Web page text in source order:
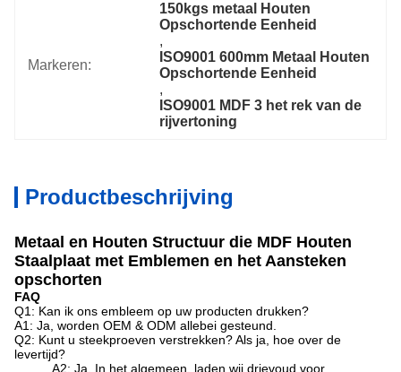
Markeren:
150kgs metaal Houten
Opschortende Eenheid
,
ISO9001 600mm Metaal Houten
Opschortende Eenheid
,
ISO9001 MDF 3 het rek van de
rijvertoning
Productbeschrijving
Metaal en Houten Structuur die MDF Houten
Staalplaat met Emblemen en het Aansteken
opschorten
FAQ
Q1: Kan ik ons embleem op uw producten drukken?
A1: Ja, worden OEM & ODM allebei gesteund.
Q2: Kunt u steekproeven verstrekken? Als ja, hoe over de
levertijd?
A2: Ja. In het algemeen, laden wij drievoud voor